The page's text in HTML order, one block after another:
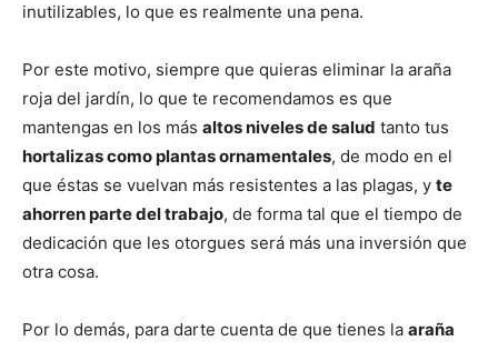
inutilizables, lo que es realmente una pena.
Por este motivo, siempre que quieras eliminar la araña
roja del jardín, lo que te recomendamos es que
mantengas en los más altos niveles de salud tanto tus
hortalizas como plantas ornamentales, de modo en el
que éstas se vuelvan más resistentes a las plagas, y te
ahorren parte del trabajo, de forma tal que el tiempo de
dedicación que les otorgues será más una inversión que
otra cosa.
Por lo demás, para darte cuenta de que tienes la araña